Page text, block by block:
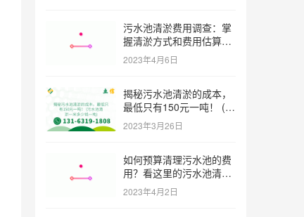
污水池清淤费用调查：掌
握清淤方式和费用估算技
巧 (污水池清淤多少钱一
方米)
2023年4月6日
揭秘污水池清淤的成本，
最低只有150元一吨！ (污
水池清淤一米多少钱一吨)
2023年3月26日
如何预算清理污水池的费
用？看这里的污水池清淤
工程报价表范本！ (污水
池清淤工程报价表范本)
2023年4月2日